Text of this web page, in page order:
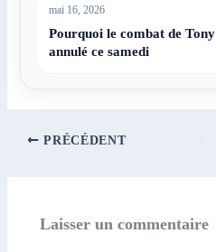
mai 16, 2026
Pourquoi le combat de
annulé ce samedi
PRÉCÉDENT
Laisser un commentaire